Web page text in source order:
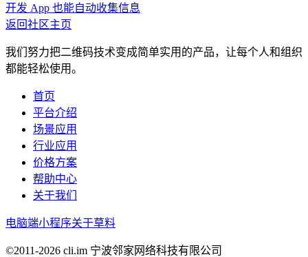
开发 App 也能自动收集信息
返回社区主页
我们努力把二维码技术变成简单实用的产品，让每个人和组织
都能轻松使用。
首页
平台介绍
场景应用
行业应用
价格方案
帮助中心
关于我们
电脑端小程序关于草料
©2011-2026 cli.im 宁波邻家网络科技有限公司